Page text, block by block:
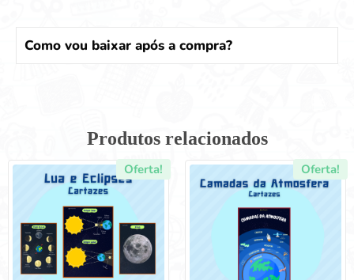
Como vou baixar após a compra?
Produtos relacionados
Oferta! Oferta!